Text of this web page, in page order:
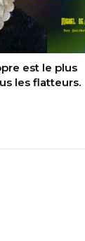
est le plus
les flatteurs.